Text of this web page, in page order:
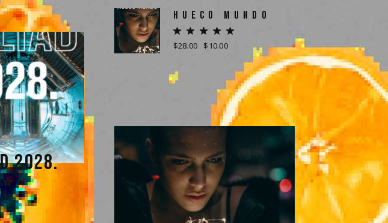
2028.
HUECO MUNDO
$28.00 $ 10.00